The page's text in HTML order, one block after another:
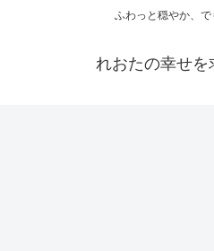
ふわっと穏やか、で
れおたの幸せを